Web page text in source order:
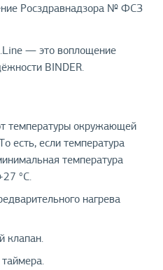
Росздравнадзора № ФСЗ
— это воплощение
BINDER.
температуры окружающей
есть, если температура
температура
°C.
нагрева
клапан.